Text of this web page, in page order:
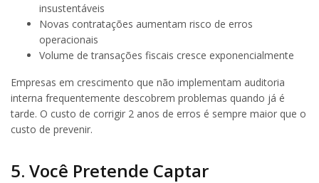
insustentáveis
Novas contratações aumentam risco de erros
operacionais
Volume de transações fiscais cresce exponencialmente
Empresas em crescimento que não implementam auditoria
interna frequentemente descobrem problemas quando já é
tarde. O custo de corrigir 2 anos de erros é sempre maior que o
custo de prevenir.
5. Você Pretende Captar